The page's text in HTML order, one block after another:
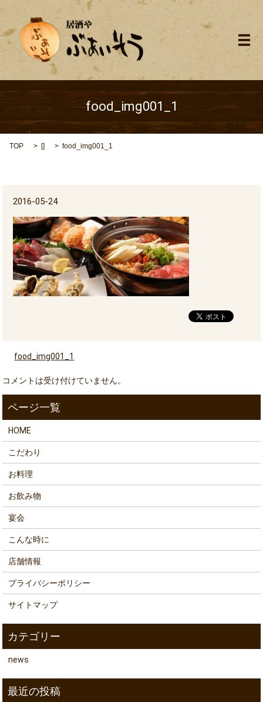
メ
food_img001_1
TOP [] food_img001_1
2016-05-24
food_img001_1
コメントは受け付けていません。
HOME
こだわり
お料理
お飲み物
宴会
こんな時に
店舗情報
プライバシーポリシー
サイトマップ
news